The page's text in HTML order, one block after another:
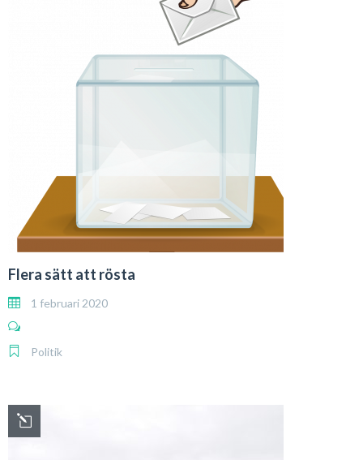
Flera sätt att rösta
1 februari 2020
Politik